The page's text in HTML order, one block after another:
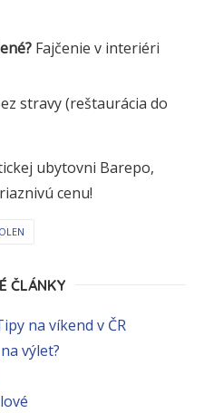
Fajčenie v interiéri
stravy (reštaurácia do
ubytovni Barepo,
cenu!
ČLÁNKY
na víkend v ČR
výlet?